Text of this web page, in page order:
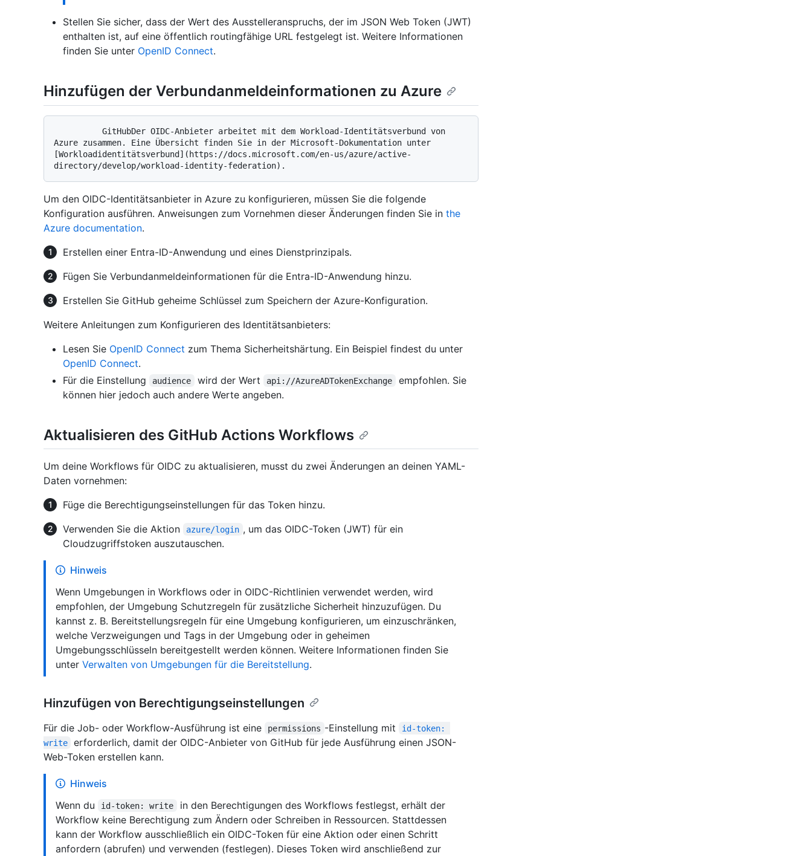
Stellen Sie sicher, dass der Wert des Ausstelleranspruchs, der im JSON Web Token (JWT)
enthalten ist, auf eine öffentlich routingfähige URL festgelegt ist. Weitere Informationen
finden Sie unter OpenID Connect.
Hinzufügen der Verbundanmeldeinformationen zu Azure
Azure zusammen. Eine Übersicht finden Sie in der Microsoft-Dokumentation unter
[Workloadidentitätsverbund](https://docs.microsoft.com/en-us/azure/active-
Um den OIDC-Identitätsanbieter in Azure zu konfigurieren, müssen Sie die folgende
Konfiguration ausführen. Anweisungen zum Vornehmen dieser Änderungen finden Sie in the
Azure documentation.
Erstellen einer Entra-ID-Anwendung und eines Dienstprinzipals.
Fügen Sie Verbundanmeldeinformationen für die Entra-ID-Anwendung hinzu.
Erstellen Sie GitHub geheime Schlüssel zum Speichern der Azure-Konfiguration.
Weitere Anleitungen zum Konfigurieren des Identitätsanbieters:
Lesen Sie OpenID Connect zum Thema Sicherheitshärtung. Ein Beispiel findest du unter
OpenID Connect.
Für die Einstellung
audience wird der Wert api://AzureADTokenExchange
empfohlen. Sie
können hier jedoch auch andere Werte angeben.
Aktualisieren des GitHub Actions Workflows
Um deine Workflows für OIDC zu aktualisieren, musst du zwei Änderungen an deinen YAML-
Daten vornehmen:
Füge die Berechtigungseinstellungen für das Token hinzu.
Verwenden Sie die Aktion
azure/login , um das OIDC-Token (JWT) für ein
Cloudzugriffstoken auszutauschen.
Hinweis
Wenn Umgebungen in Workflows oder in OIDC-Richtlinien verwendet werden, wird
empfohlen, der Umgebung Schutzregeln für zusätzliche Sicherheit hinzuzufügen. Du
kannst z. B. Bereitstellungsregeln für eine Umgebung konfigurieren, um einzuschränken,
welche Verzweigungen und Tags in der Umgebung oder in geheimen
Umgebungsschlüsseln bereitgestellt werden können. Weitere Informationen finden Sie
unter Verwalten von Umgebungen für die Bereitstellung.
Hinzufügen von Berechtigungseinstellungen
Für die Job- oder Workflow-Ausführung ist eine permissions -Einstellung mit
id-token:
write
erforderlich, damit der OIDC-Anbieter von GitHub für jede Ausführung einen JSON-
Web-Token erstellen kann.
Hinweis
Wenn du
id-token: write
in den Berechtigungen des Workflows festlegst, erhält der
Workflow keine Berechtigung zum Ändern oder Schreiben in Ressourcen. Stattdessen
kann der Workflow ausschließlich ein OIDC-Token für eine Aktion oder einen Schritt
anfordern (abrufen) und verwenden (festlegen). Dieses Token wird anschließend zur